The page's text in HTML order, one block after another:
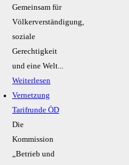
Gemeinsam für
Völkerverständigung,
soziale
Gerechtigkeit
und eine Welt...
Weiterlesen
Vernetzung
Tarifrunde ÖD
Die
Kommission
„Betrieb und